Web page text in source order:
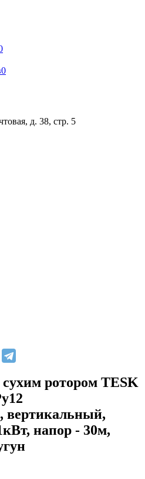
0
д. 38, стр. 5
ротором TESK
вертикальный,
напор - 30м,